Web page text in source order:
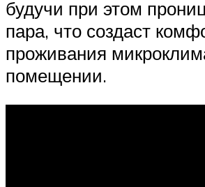
будучи при этом
пара, что создаст
проживания
помещении.